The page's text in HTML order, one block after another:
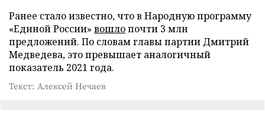
Ранее стало известно, что в Народную программу
«Единой России» вошлопочти 3 млн
предложений. По словам главы партии Дмитрий
Медведева, это превышает аналогичный
показатель 2021 года.
Текст: Алексей Нечаев